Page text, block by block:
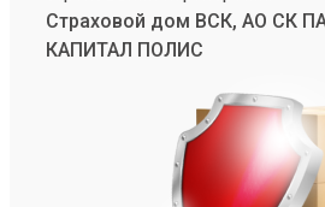
Страховой дом ВСК, АО СК
КАПИТАЛ ПОЛИС